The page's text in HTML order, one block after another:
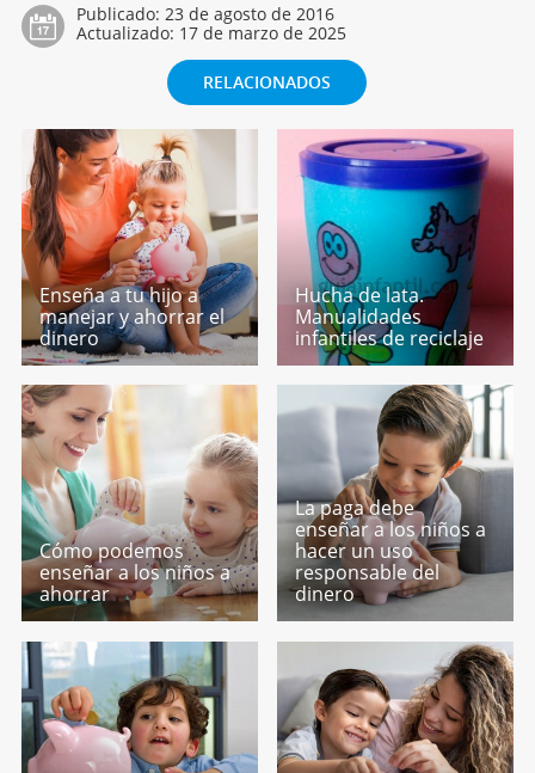
Publicado: 23 de agosto de 2016
Actualizado: 17 de marzo de 2025
RELACIONADOS
Enseña a tu hijo a
manejar y ahorrar el
dinero
Hucha de lata.
Manualidades
infantiles de reciclaje
Cómo podemos
enseñar a los niños a
ahorrar
La paga debe
enseñar a los niños a
hacer un uso
responsable del
dinero